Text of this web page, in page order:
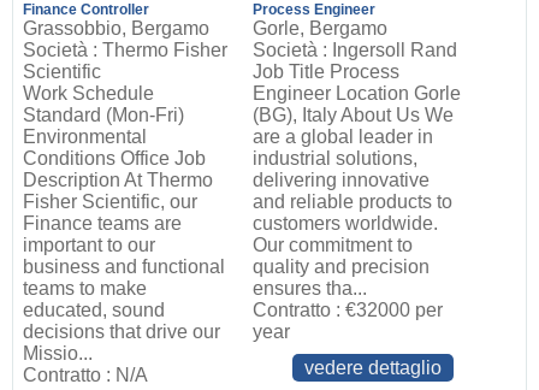
Finance Controller
Grassobbio, Bergamo
Società : Thermo Fisher
Scientific
Work Schedule
Standard (Mon-Fri)
Environmental
Conditions Office Job
Description At Thermo
Fisher Scientific, our
Finance teams are
important to our
business and functional
teams to make
educated, sound
decisions that drive our
Missio...
Contratto : N/A
Process Engineer
Gorle, Bergamo
Società : Ingersoll Rand
Job Title Process
Engineer Location Gorle
(BG), Italy About Us We
are a global leader in
industrial solutions,
delivering innovative
and reliable products to
customers worldwide.
Our commitment to
quality and precision
ensures tha...
Contratto : €32000 per
year
vedere dettaglio